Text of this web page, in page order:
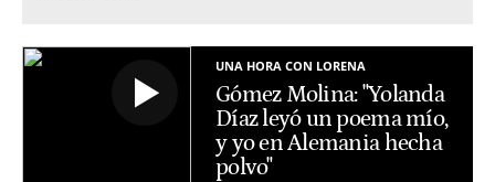
UNA HORA CON LORENA
Gómez Molina: "Yolanda
Díaz leyó un poema mío,
y yo en Alemania hecha
polvo"